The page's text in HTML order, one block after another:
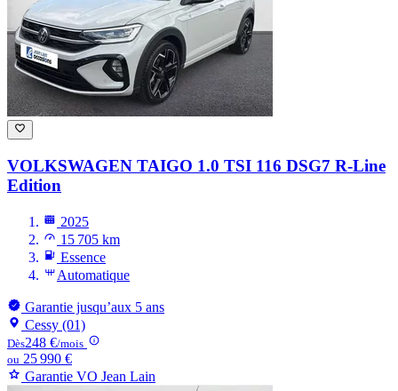
VOLKSWAGEN TAIGO 1.0 TSI 116 DSG7 R-Line
Edition
2025
15 705 km
Essence
Automatique
Garantie jusqu’aux 5 ans
Cessy (01)
Dès248 €/mois
ou 25 990 €
Garantie VO Jean Lain